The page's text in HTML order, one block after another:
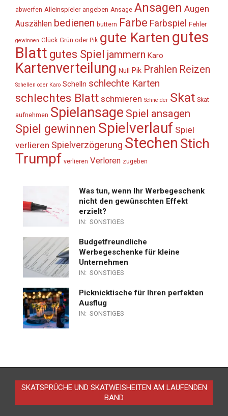
abwerfen Alleinspieler angeben Ansage Ansagen Augen
Auszählen bedienen buttern Farbe Farbspiel Fehler
gewinnen Glück Grün oder Pik gute Karten gutes
Blatt gutes Spiel jammern Karo
Kartenverteilung Null Pik Prahlen Reizen
Schellen oder Karo Schelln schlechte Karten
schlechtes Blatt schmieren Schneider Skat Skat
aufnehmen Spielansage Spiel ansagen
Spiel gewinnen Spielverlauf Spiel
verlieren Spielverzögerung Stechen Stich
Trumpf verlieren Verloren zugeben
Was tun, wenn Ihr Werbegeschenk
nicht den gewünschten Effekt
erzielt?
IN: SONSTIGES
Budgetfreundliche
Werbegeschenke für kleine
Unternehmen
IN: SONSTIGES
Picknicktische für Ihren perfekten
Ausflug
IN: SONSTIGES
SKATSPRÜCHE UND SKATWEISHEITEN AM LAUFENDEN
BAND